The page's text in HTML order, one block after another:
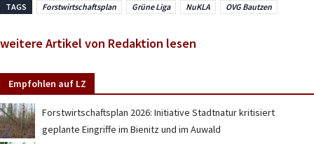
TAGS Forstwirtschaftsplan Grüne Liga NuKLA OVG Bautzen
weitere Artikel von Redaktion lesen
Empfohlen auf LZ
Forstwirtschaftsplan 2026: Initiative Stadtnatur kritisiert
geplante Eingriffe im Bienitz und im Auwald